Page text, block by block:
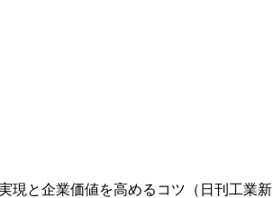
現と企業価値を高めるコツ（日刊工業新